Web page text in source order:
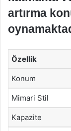
artırma
Özellik
Konum
Mimari Stil
Kapazite